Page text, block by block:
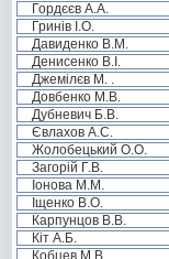
Гордєєв А.А.
Гринів І.О.
Давиденко В.М.
Денисенко В.І.
Джемілєв М. .
Довбенко М.В.
Дубневич Б.В.
Євлахов А.С.
Жолобецький О.О.
Загорій Г.В.
Іонова М.М.
Іщенко В.О.
Карпунцов В.В.
Кіт А.Б.
Кобцев М.В.